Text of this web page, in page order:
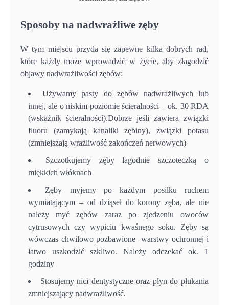
Sposoby na nadwrażliwe zęby
W tym miejscu przyda się zapewne kilka dobrych rad,
które każdy może wprowadzić w życie, aby złagodzić
objawy nadwrażliwości zębów:
Używamy pasty do zębów nadwrażliwych lub
innej, ale o niskim poziomie ścieralności – ok. 30 RDA
(wskaźnik ścieralności).Dobrze jeśli zawiera związki
fluoru (zamykają kanaliki zębiny), związki potasu
(zmniejszają wrażliwość zakończeń nerwowych)
Szczotkujemy zęby łagodnie szczoteczką o
miękkich włóknach
Zęby myjemy po każdym posiłku ruchem
wymiatającym – od dziąseł do korony zęba, ale nie
należy myć zębów zaraz po zjedzeniu owoców
cytrusowych czy wypiciu kwaśnego soku. Zęby są
wówczas chwilowo pozbawione warstwy ochronnej i
łatwo uszkodzić szkliwo. Należy odczekać ok. 1
godziny
Stosujemy nici dentystyczne oraz płyn do płukania
zmniejszający nadwrażliwość.